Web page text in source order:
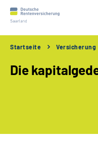
Startseite Versicherung
Die